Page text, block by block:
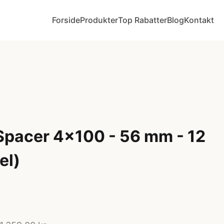
ForsideProdukterTop RabatterBlogKontakt
4x100 - 56 mm - 12